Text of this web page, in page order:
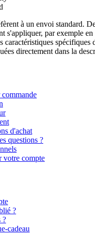
à un envoi standard.
s'appliquer, par exemple en
caractéristiques spécifiques
directement dans la
commande
d'achat
questions ?
votre compte
?
?
cadeau